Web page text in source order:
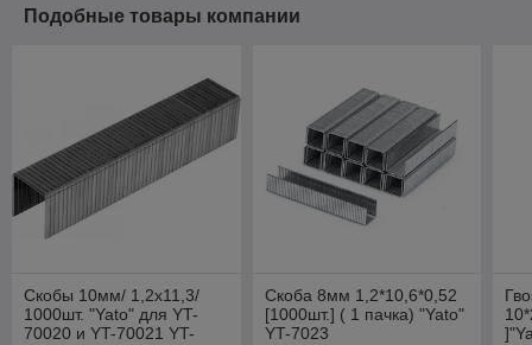
Подобные товары компании
Скобы 10мм/ 1,2x11,3/
1000шт. "Yato" для YT-
70020 и YT-70021 YT-
Скоба 8мм 1,2*10,6*0,52
[1000шт.] ( 1 пачка) "Yato"
YT-7023